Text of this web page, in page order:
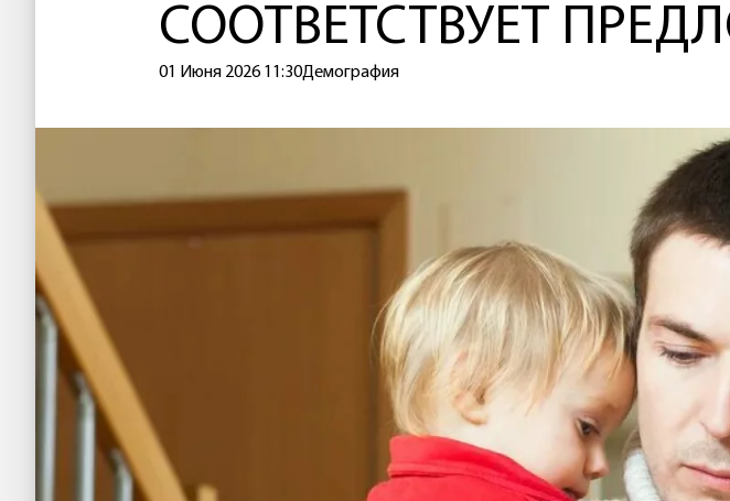
СООТВЕТСТВУЕТ
01 Июня 2026 11:30Демография